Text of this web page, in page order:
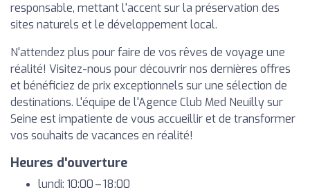
responsable, mettant l'accent sur la préservation des
sites naturels et le développement local.
N'attendez plus pour faire de vos rêves de voyage une
réalité! Visitez-nous pour découvrir nos dernières offres
et bénéficiez de prix exceptionnels sur une sélection de
destinations. L'équipe de l'Agence Club Med Neuilly sur
Seine est impatiente de vous accueillir et de transformer
vos souhaits de vacances en réalité!
Heures d'ouverture
lundi: 10:00 – 18:00